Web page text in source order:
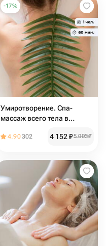
-17%
Умиротворение. Спа-
массаж всего тела в
4.90302 4 152₽5 003₽